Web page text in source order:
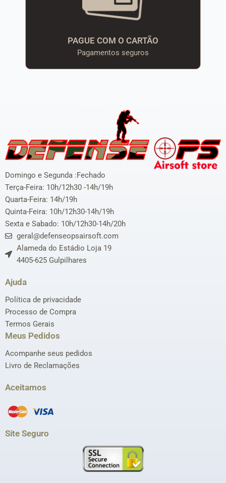
PAGUE COM O CARTÃO
Pagamentos seguros
Domingo e Segunda :Fechado
Terça-Feira: 10h/12h30 -14h/19h
Quarta-Feira: 14h/19h
Quinta-Feira: 10h/12h30-14h/19h
Sexta e Sabado: 10h/12h30-14h/20h
geral@defenseopsairsoft.com
Alameda do Estádio Loja 19
4405-625 Gulpilhares
Ajuda
Política de privacidade
Processo de Compra
Termos Gerais
Meus Pedidos
Acompanhe seus pedidos
Livro de Reclamações
Aceitamos
Site Seguro